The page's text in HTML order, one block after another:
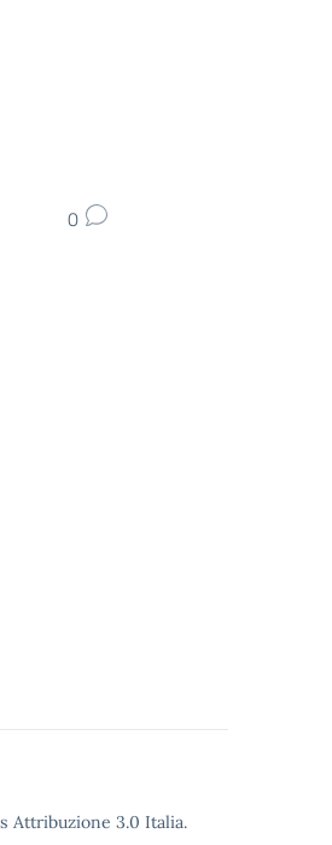
0
Attribuzione 3.0 Italia.